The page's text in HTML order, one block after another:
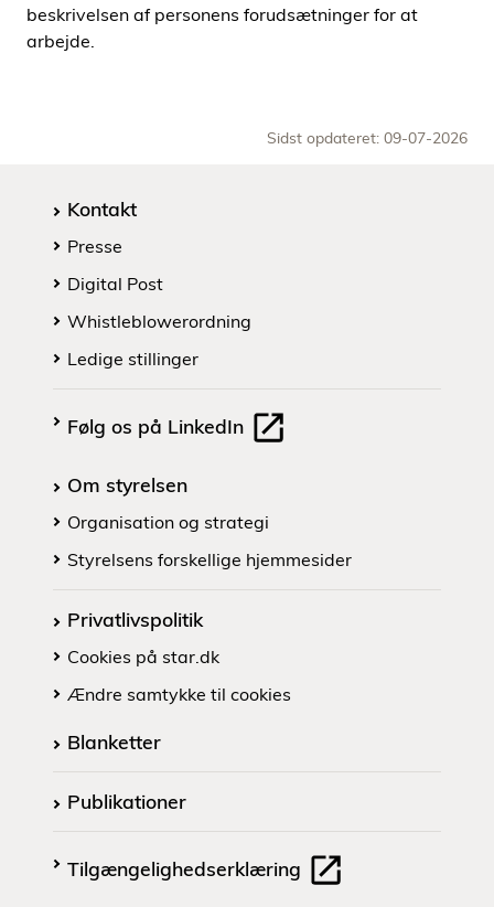
beskrivelsen af personens forudsætninger for at
arbejde.
Sidst opdateret: 09-07-2026
Kontakt
Presse
Digital Post
Whistleblowerordning
Ledige stillinger
Følg os på LinkedIn
Om styrelsen
Organisation og strategi
Styrelsens forskellige hjemmesider
Privatlivspolitik
Cookies på star.dk
Ændre samtykke til cookies
Blanketter
Publikationer
Tilgængelighedserklæring